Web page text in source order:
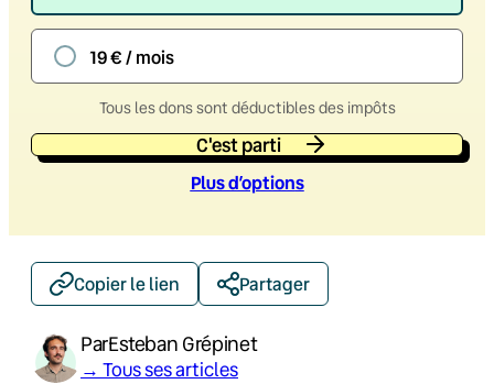
19 € / mois
Tous les dons sont déductibles des impôts
C'est parti
Plus d’options
Copier le lien Partager
ParEsteban Grépinet
→ Tous ses articles